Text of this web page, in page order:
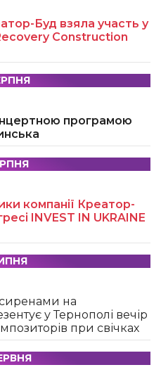
Буд взяла участь у
Construction
програмою
компанії Креатор-
INVEST IN UKRAINE
на
у Тернополі вечір
при свічках